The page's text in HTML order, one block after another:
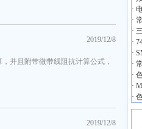
2019/12/8
并且附带微带线阻抗计算公式，
2019/12/8
·
·
·
·
·
·
·
·
·